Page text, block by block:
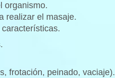
organismo.
realizar el masaje.
frotación, peinado, vaciaje).